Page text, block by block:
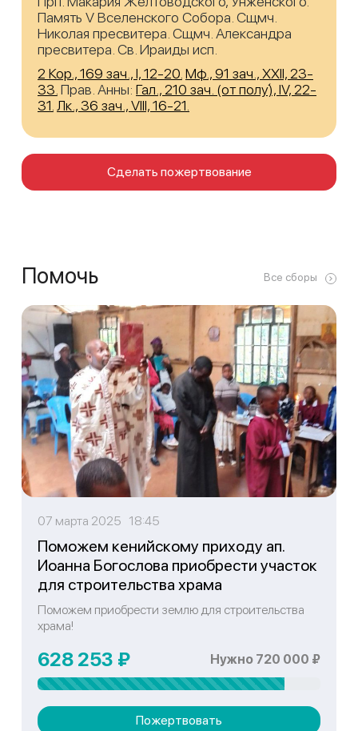
Память V Вселенского Собора. Сщмч.
Николая пресвитера. Сщмч. Александра
пресвитера. Св. Ираиды исп.
2 Кор., 169 зач., I, 12-20. Мф., 91 зач., XXII, 23-
33. Прав. Анны: Гал., 210 зач. (от полу́), IV, 22-
31. Лк., 36 зач., VIII, 16-21.
Сделать пожертвование
Помочь Все сборы
07 марта 2025 18:45
Поможем кенийскому приходу ап.
Иоанна Богослова приобрести участок
для строительства храма
Поможем приобрести землю для строительства
храма!
628 253 ₽ Нужно 720 000 ₽
Пожертвовать